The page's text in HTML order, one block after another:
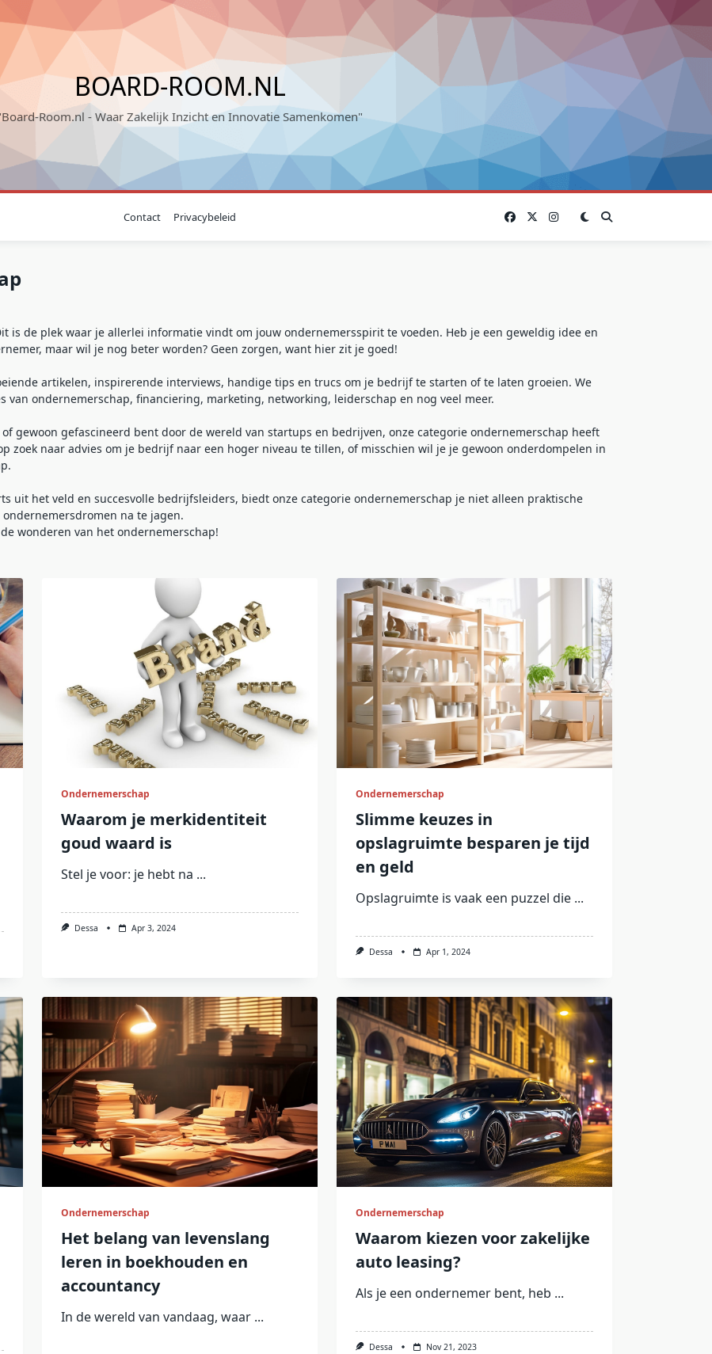
BOARD-ROOM.NL
Room.nl - Waar Zakelijk Inzicht en Innovatie Samenkomen"
Contact Privacybeleid
is de plek waar je allerlei informatie vindt om jouw ondernemersspirit te voeden. Heb je een geweldig idee en
maar wil je nog beter worden? Geen zorgen, want hier zit je goed!
artikelen, inspirerende interviews, handige tips en trucs om je bedrijf te starten of te laten groeien. We
van ondernemerschap, financiering, marketing, networking, leiderschap en nog veel meer.
gewoon gefascineerd bent door de wereld van startups en bedrijven, onze categorie ondernemerschap heeft
zoek naar advies om je bedrijf naar een hoger niveau te tillen, of misschien wil je je gewoon onderdompelen in
uit het veld en succesvolle bedrijfsleiders, biedt onze categorie ondernemerschap je niet alleen praktische
na te jagen.
wonderen van het ondernemerschap!
Ondernemerschap
Waarom je merkidentiteit
goud waard is
Stel je voor: je hebt na ...
Dessa Apr 3, 2024
Ondernemerschap
Slimme keuzes in
opslagruimte besparen je tijd
en geld
Opslagruimte is vaak een puzzel die ...
Dessa Apr 1, 2024
Ondernemerschap
Het belang van levenslang
leren in boekhouden en
accountancy
In de wereld van vandaag, waar ...
Ondernemerschap
Waarom kiezen voor zakelijke
auto leasing?
Als je een ondernemer bent, heb ...
Dessa Nov 21, 2023